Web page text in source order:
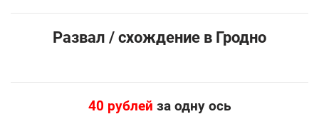
Развал / схождение в Гродно
40 рублей за одну ось